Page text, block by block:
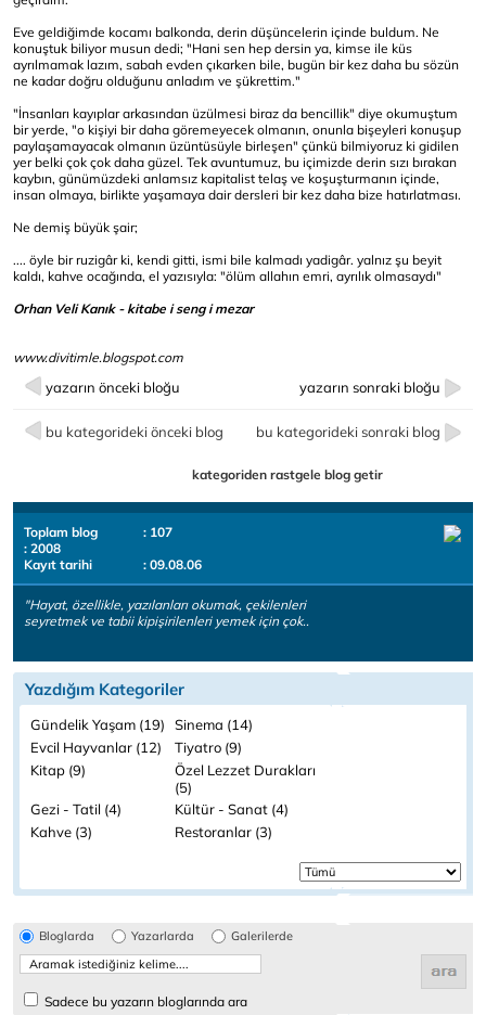
Eve geldiğimde kocamı balkonda, derin düşüncelerin içinde buldum. Ne
konuştuk biliyor musun dedi; "Hani sen hep dersin ya, kimse ile küs
ayrılmamak lazım, sabah evden çıkarken bile, bugün bir kez daha bu sözün
ne kadar doğru olduğunu anladım ve şükrettim."
"İnsanları kayıplar arkasından üzülmesi biraz da bencillik" diye okumuştum
bir yerde, "o kişiyi bir daha göremeyecek olmanın, onunla bişeyleri konuşup
paylaşamayacak olmanın üzüntüsüyle birleşen" çünkü bilmiyoruz ki gidilen
yer belki çok çok daha güzel. Tek avuntumuz, bu içimizde derin sızı bırakan
kaybın, günümüzdeki anlamsız kapitalist telaş ve koşuşturmanın içinde,
insan olmaya, birlikte yaşamaya dair dersleri bir kez daha bize hatırlatması.
Ne demiş büyük şair;
.... öyle bir ruzigâr ki, kendi gitti, ismi bile kalmadı yadigâr. yalnız şu beyit
kaldı, kahve ocağında, el yazısıyla: "ölüm allahın emri, ayrılık olmasaydı"
Orhan Veli Kanık - kitabe i seng i mezar
www.divitimle.blogspot.com
yazarın önceki bloğu yazarın sonraki bloğu
bu kategorideki önceki blog bu kategorideki sonraki blog
kategoriden rastgele blog getir
Toplam blog
: 107
: 2008
Kayıt tarihi
: 09.08.06
"Hayat, özellikle, yazılanları okumak, çekilenleri
seyretmek ve tabii kipişirilenleri yemek için çok..
Yazdığım Kategoriler
Gündelik Yaşam (19)
Sinema (14)
Evcil Hayvanlar (12)
Tiyatro (9)
Kitap (9)
Özel Lezzet Durakları
(5)
Gezi - Tatil (4)
Kültür - Sanat (4)
Kahve (3)
Restoranlar (3)
Bloglarda Yazarlarda Galerilerde
Sadece bu yazarın bloglarında ara